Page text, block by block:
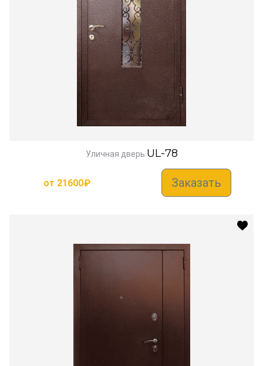
Уличная дверь UL-78
от 21600₽ Заказать